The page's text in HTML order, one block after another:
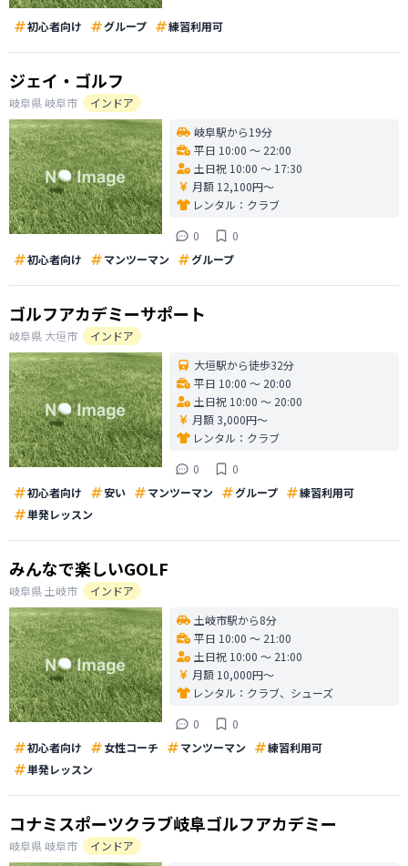
初心者向け グループ 練習利用可
ジェイ・ゴルフ
岐阜県 岐阜市
インドア
岐阜駅から19分
平日 10:00 〜 22:00
土日祝 10:00 〜 17:30
月額 12,100円〜
レンタル： クラブ
0
0
初心者向け
マンツーマン グループ
ゴルフアカデミーサポート
岐阜県 大垣市
インドア
大垣駅から徒歩32分
平日 10:00 〜 20:00
土日祝 10:00 〜 20:00
月額 3,000円〜
レンタル： クラブ
0
0
初心者向け
安い マンツーマン グループ
練習利用可
単発レッスン
みんなで楽しいGOLF
岐阜県 土岐市
インドア
土岐市駅から8分
平日 10:00 〜 21:00
土日祝 10:00 〜 21:00
月額 10,000円〜
レンタル： クラブ、シューズ
0
0
初心者向け
女性コーチ マンツーマン
練習利用可
単発レッスン
コナミスポーツクラブ岐阜ゴルフアカデミー
岐阜県 岐阜市
インドア